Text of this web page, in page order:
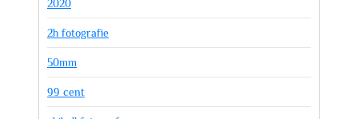
2020
2h fotografie
50mm
99 cent